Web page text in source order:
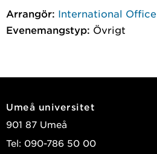
Arrangör: International Office
Evenemangstyp: Övrigt
Umeå universitet
901 87 Umeå
Tel: 090-786 50 00